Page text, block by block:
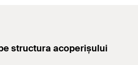
structura acoperișului